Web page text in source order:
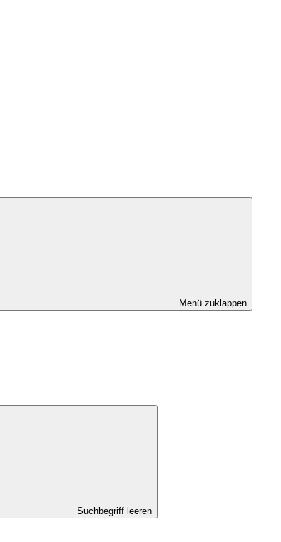
Menü zuklappen
Suchbegriff leeren